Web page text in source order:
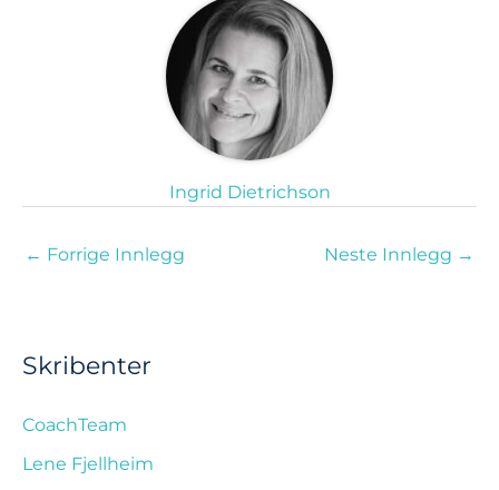
Ingrid Dietrichson
← Forrige Innlegg Neste Innlegg →
Skribenter
CoachTeam
Lene Fjellheim